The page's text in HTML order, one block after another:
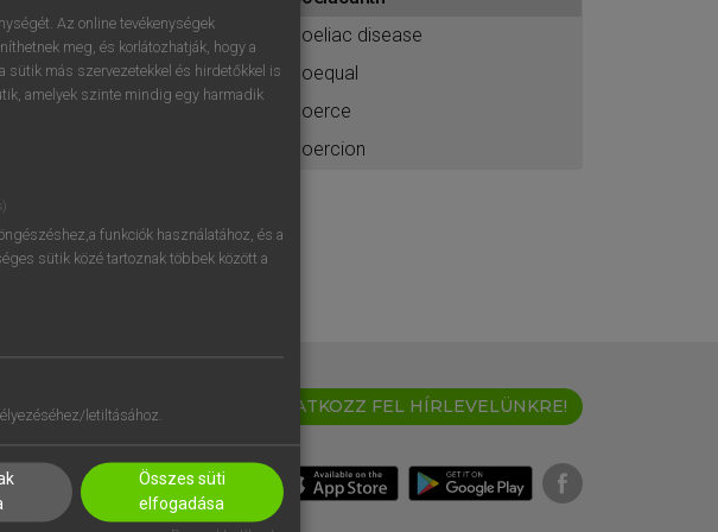
elindításához
ésbelépek.
REGISZTRÁCIÓ
coeliac disease
coequal
coerce
coercion
IRATKOZZ FEL HÍRLEVELÜNKRE!
Az online tevékenységek
meg, és korlátozhatják, hogy a
sütik más szervezetekkel és hirdetőkkel is
amelyek szinte mindig egy harmadik
funkciók használatához, és a
sütik közé tartoznak többek között a
letiltásához.
Összes süti
elfogadása